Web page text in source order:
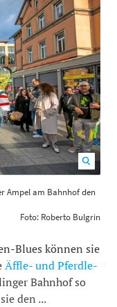
Bulgrin
Ampel am Bahnhof den
Foto: Roberto Bulgrin
Blues können sie
Äffle- und Pferdle-
Bahnhof so
den ...